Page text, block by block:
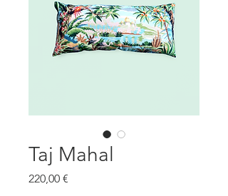
Taj Mahal
220,00 €